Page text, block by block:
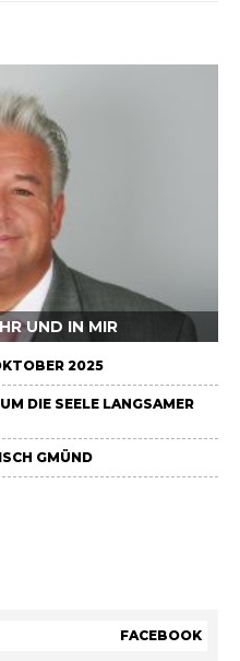
UND IN MIR
2025
DIE SEELE LANGSAMER L
GMÜND
FACEBOOK